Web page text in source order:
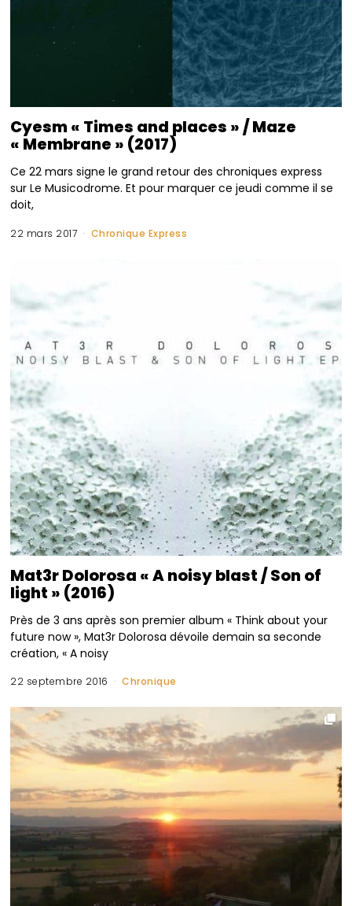
Cyesm « Times and places » / Maze
« Membrane » (2017)
Ce 22 mars signe le grand retour des chroniques express
sur Le Musicodrome. Et pour marquer ce jeudi comme il se
doit,
22 mars 2017 Chronique Express
Mat3r Dolorosa « A noisy blast / Son of
light » (2016)
Près de 3 ans après son premier album « Think about your
future now », Mat3r Dolorosa dévoile demain sa seconde
création, « A noisy
22 septembre 2016 Chronique